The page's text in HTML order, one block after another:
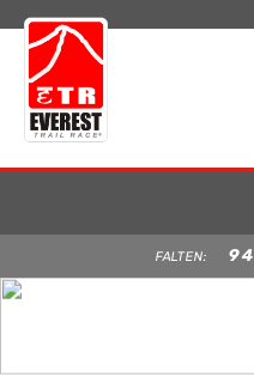
FALTEN: 94